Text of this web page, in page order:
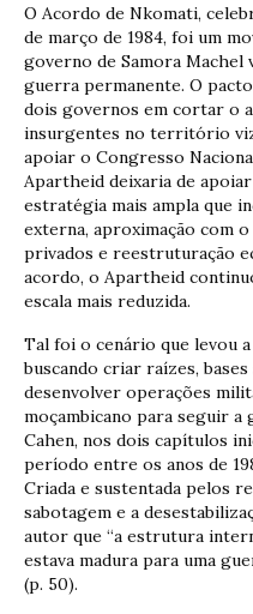
O Acordo de Nkomati,
de março de 1984, foi um
governo de Samora Machel
guerra permanente. O
dois governos em cortar o
insurgentes no território
apoiar o Congresso
Apartheid deixaria de
estratégia mais ampla que
externa, aproximação com
privados e reestruturação
acordo, o Apartheid
escala mais reduzida.
Tal foi o cenário que levou
buscando criar raízes,
desenvolver operações
moçambicano para seguir
Cahen, nos dois capítulos
período entre os anos de
Criada e sustentada pelos
sabotagem e a
autor que “a estrutura
estava madura para uma
(p. 50).